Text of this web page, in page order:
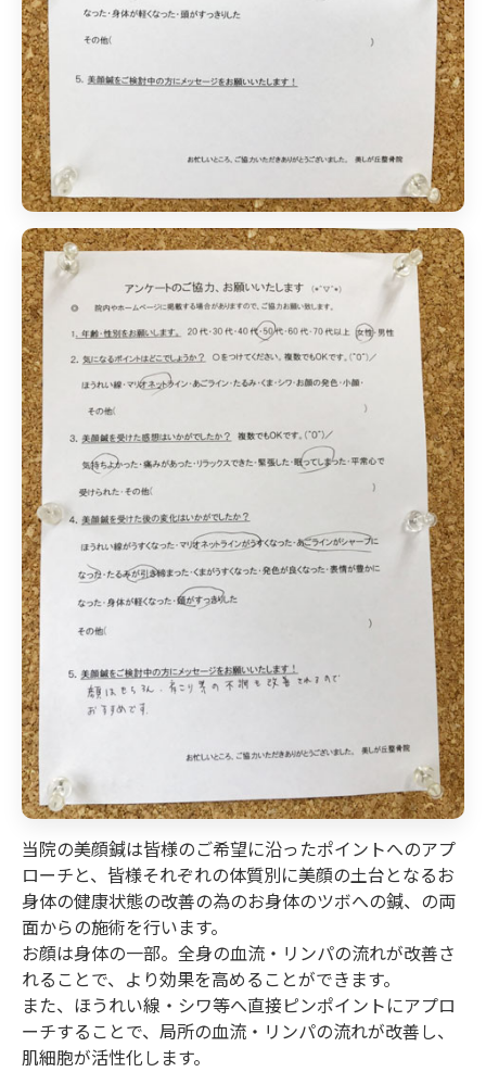
当院の美顔鍼は皆様のご希望に沿ったポイントへのアプ
ローチと、皆様それぞれの体質別に美顔の土台となるお
身体の健康状態の改善の為のお身体のツボへの鍼、の両
面からの施術を行います。
お顔は身体の一部。全身の血流・リンパの流れが改善さ
れることで、より効果を高めることができます。
また、ほうれい線・シワ等へ直接ピンポイントにアプロ
ーチすることで、局所の血流・リンパの流れが改善し、
肌細胞が活性化します。